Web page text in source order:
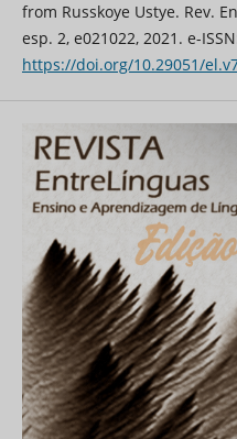
from Russkoye Ustye. Rev.
esp. 2, e021022, 2021. e-
https://doi.org/10.29051/